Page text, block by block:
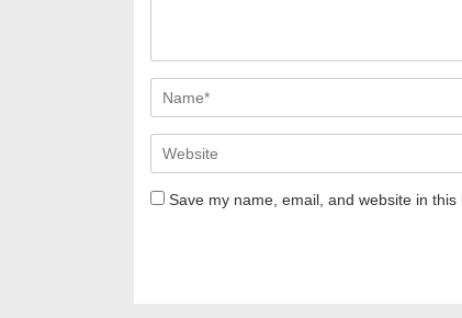
Save my name, email, and website in